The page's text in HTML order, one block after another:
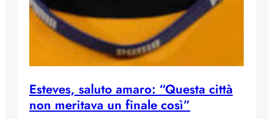
Esteves, saluto amaro: “Questa città
non meritava un finale così”